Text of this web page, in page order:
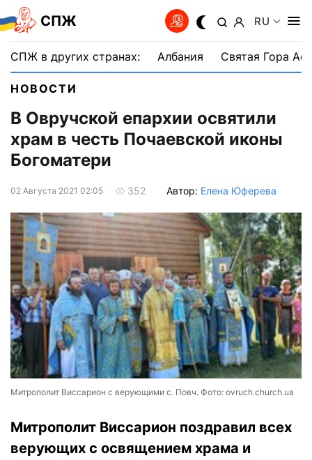
СПЖ RU
СПЖ в других странах: Албания Святая Гора
НОВОСТИ
В Овручской епархии освятили
храм в честь Почаевской иконы
Богоматери
02 Августа 2021 02:05 352 Автор: Елена Юферева
Митрополит Виссарион с верующими с. Повч. Фото: ovruch.church.ua
Митрополит Виссарион поздравил всех
верующих с освящением храма и